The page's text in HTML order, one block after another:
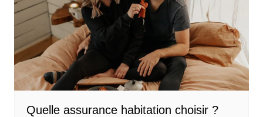
Quelle assurance habitation choisir ?